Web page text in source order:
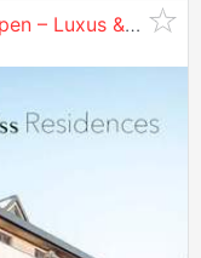
Exklusive Ferienwohnung in den Alpen – Luxus & Komfort in den